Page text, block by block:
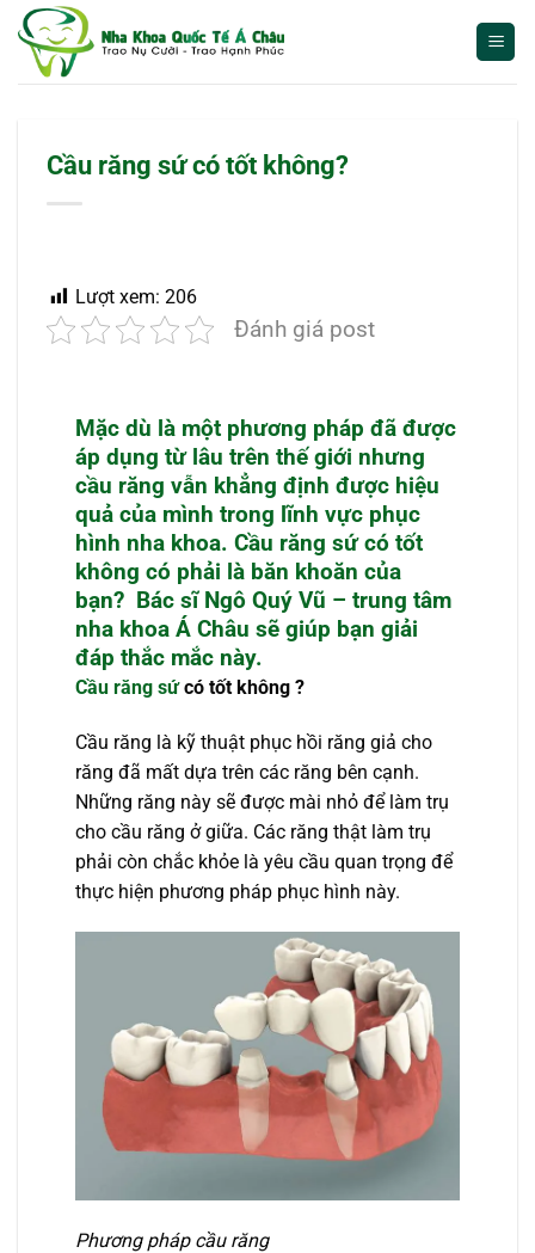
qua
Cầu răng sứ có tốt không?
Lượt xem: 206
Đánh giá post
Mặc dù là một phương pháp đã được
áp dụng từ lâu trên thế giới nhưng
cầu răng vẫn khẳng định được hiệu
quả của mình trong lĩnh vực phục
hình nha khoa. Cầu răng sứ có tốt
không có phải là băn khoăn của
bạn? Bác sĩ Ngô Quý Vũ – trung tâm
nha khoa Á Châu sẽ giúp bạn giải
đáp thắc mắc này.
Cầu răng sứcó tốt không ?
Cầu răng là kỹ thuật phục hồi răng giả cho
răng đã mất dựa trên các răng bên cạnh.
Những răng này sẽ được mài nhỏ để làm trụ
cho cầu răng ở giữa. Các răng thật làm trụ
phải còn chắc khỏe là yêu cầu quan trọng để
thực hiện phương pháp phục hình này.
Phương pháp cầu răng